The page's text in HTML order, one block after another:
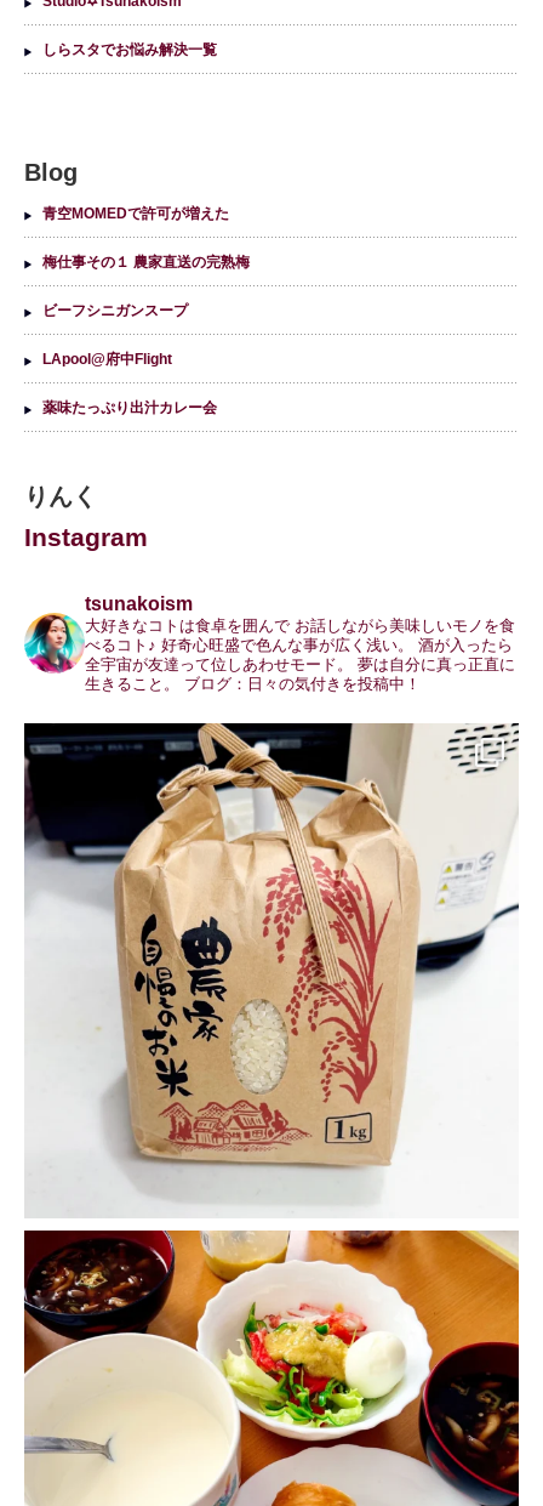
しらスタでお悩み解決一覧
Blog
青空MOMEDで許可が増えた
梅仕事その１ 農家直送の完熟梅
ビーフシニガンスープ
LApool@府中Flight
薬味たっぷり出汁カレー会
りんく
Instagram
tsunakoism
大好きなコトは食卓を囲んで お話しながら美味しいモノを食
べるコト♪ 好奇心旺盛で色んな事が広く浅い。
酒が入ったら
全宇宙が友達って位しあわせモード。
夢は自分に真っ正直に
生きること。
ブログ：日々の気付きを投稿中！